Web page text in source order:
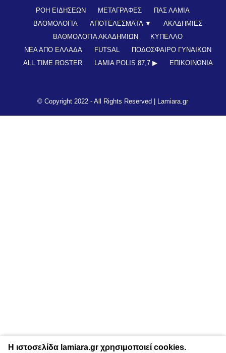
ΡΟΗ ΕΙΔΗΣΕΩΝ ΜΕΤΑΓΡΑΦΕΣ
ΠΑΣ ΛΑΜΙΑ
ΒΑΘΜΟΛΟΓΙΑ
ΑΠΟΤΕΛΕΣΜΑΤΑ ▼
ΑΚΑΔΗΜΙΕΣ
ΒΑΘΜΟΛΟΓΙΑ ΑΚΑΔΗΜΙΩΝ
ΚΥΠΕΛΛΟ
ΝΕΑ ΑΠΟ ΕΛΛΑΔΑ
FUTSAL
ΠΟΔΟΣΦΑΙΡΟ ΓΥΝΑΙΚΩΝ
ALL TIME ROSTER
LAMIA POLIS 87,7 ▶︎ ΕΠΙΚΟΙΝΩΝΊΑ
© Copyright 2022 - All Rights Reserved | Lamiara.gr
Η ιστοσελίδα lamiara.gr χρησιμοποιεί cookies.